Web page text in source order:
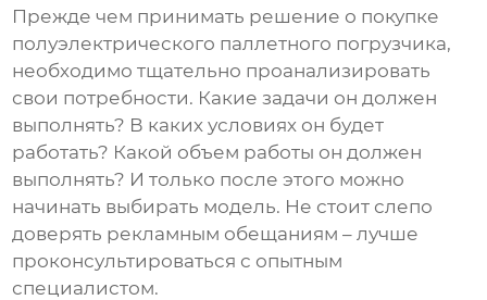
Прежде чем принимать решение о покупке
полуэлектрического паллетного погрузчика,
необходимо тщательно проанализировать
свои потребности. Какие задачи он должен
выполнять? В каких условиях он будет
работать? Какой объем работы он должен
выполнять? И только после этого можно
начинать выбирать модель. Не стоит слепо
доверять рекламным обещаниям – лучше
проконсультироваться с опытным
специалистом.